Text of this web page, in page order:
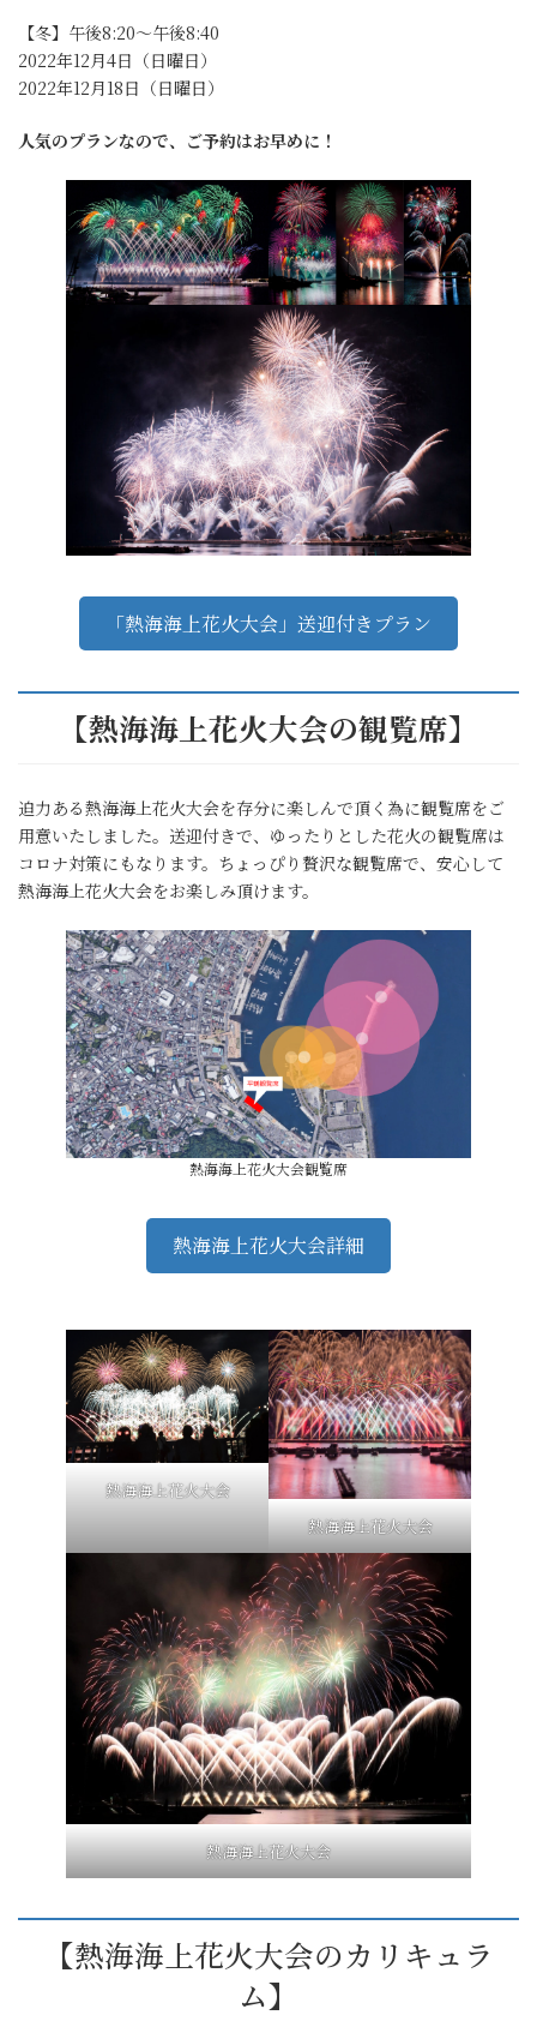
【冬】午後8:20～午後8:40
2022年12月4日（日曜日）
2022年12月18日（日曜日）
人気のプランなので、ご予約はお早めに！
「熱海海上花火大会」送迎付きプラン
【熱海海上花火大会の観覧席】
迫力ある熱海海上花火大会を存分に楽しんで頂く為に観覧席をご
用意いたしました。送迎付きで、ゆったりとした花火の観覧席は
コロナ対策にもなります。ちょっぴり贅沢な観覧席で、安心して
熱海海上花火大会をお楽しみ頂けます。
熱海海上花火大会観覧席
熱海海上花火大会詳細
熱海海上花火大会
熱海海上花火大会
熱海海上花火大会
【熱海海上花火大会のカリキュラ
ム】